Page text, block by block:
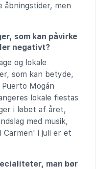
åbningstider, men
som kan påvirke
negativt?
og lokale
som kan betyde,
Mogán
lokale fiestas
i løbet af året,
med musik,
Carmen' i juli er et
man bør